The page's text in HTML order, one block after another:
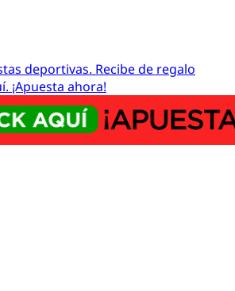
deportivas. Recibe de regalo
¡Apuesta ahora!